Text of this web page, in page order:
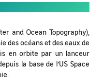
and Ocean Topography),
des océans et des eaux de
en orbite par un lanceur
la base de l’US Space